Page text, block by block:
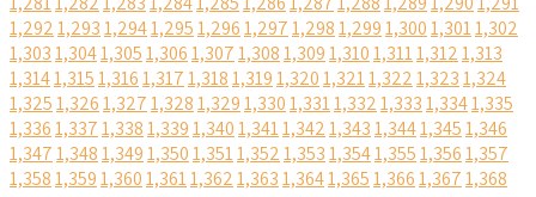
1,2921,2931,2941,2951,2961,2971,2981,2991,3001,3011,302
1,3031,3041,3051,3061,3071,3081,3091,3101,3111,3121,313
1,3141,3151,3161,3171,3181,3191,3201,3211,3221,3231,324
1,3251,3261,3271,3281,3291,3301,3311,3321,3331,3341,335
1,3361,3371,3381,3391,3401,3411,3421,3431,3441,3451,346
1,3471,3481,3491,3501,3511,3521,3531,3541,3551,3561,357
1,3581,3591,3601,3611,3621,3631,3641,3651,3661,3671,368